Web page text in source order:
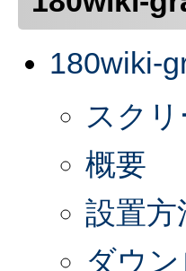
180wiki-
スク
概要
設置方
ダウ